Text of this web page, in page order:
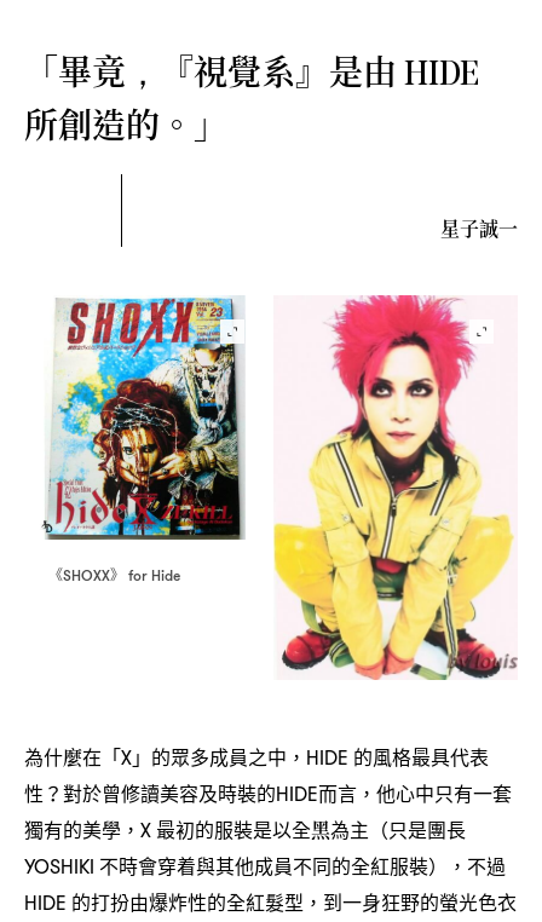
「畢竟 ， 『視覺系』是由 HIDE
所創造的。」
星子誠一
《SHOXX》 for Hide
為什麼在「X」的眾多成員之中 ，HIDE 的風格最具代表
性 ？對於曾修讀美容及時裝的HIDE而言 ， 他心中只有一套
獨有的美學 ，X 最初的服裝是以全黑為主 （只是團長
YOSHIKI 不時會穿着與其他成員不同的全紅服裝）， 不過
HIDE 的打扮由爆炸性的全紅髮型 ， 到一身狂野的螢光色衣